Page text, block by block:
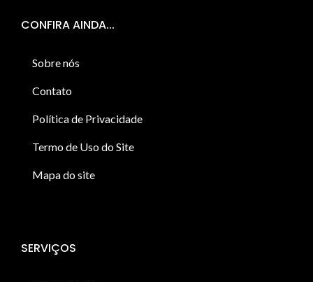
CONFIRA AINDA...
Sobre nós
Contato
Política de Privacidade
Termo de Uso do Site
Mapa do site
SERVIÇOS